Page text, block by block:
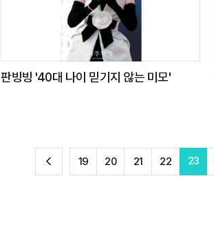
판빙빙 '40대 나이 믿기지 않는 미모'
이 19 20 21 22 23